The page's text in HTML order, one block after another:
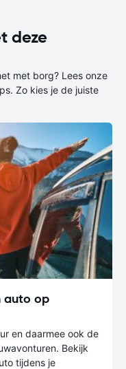
deze
met borg? Lees onze
Zo kies je de juiste
auto op
en daarmee ook de
Bekijk
tijdens je